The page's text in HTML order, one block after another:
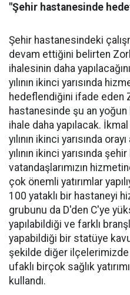
"Şehir hastanesinde
Şehir hastanesindeki
devam ettiğini belirten
ihalesinin daha
yılının ikinci yarısında
hedeflendiğini ifade eden
hastanesinde şu an yoğun
ihale daha yapılacak.
yılının ikinci yarısında
yılının ikinci yarısında
vatandaşlarımızın
çok önemli yatırımlar
100 yataklı bir hastaneyi
grubunu da D'den C'ye
yapılabildiği ve farklı
yapabildiği bir statüye
şekilde diğer
ufaklı birçok sağlık
kullandı.